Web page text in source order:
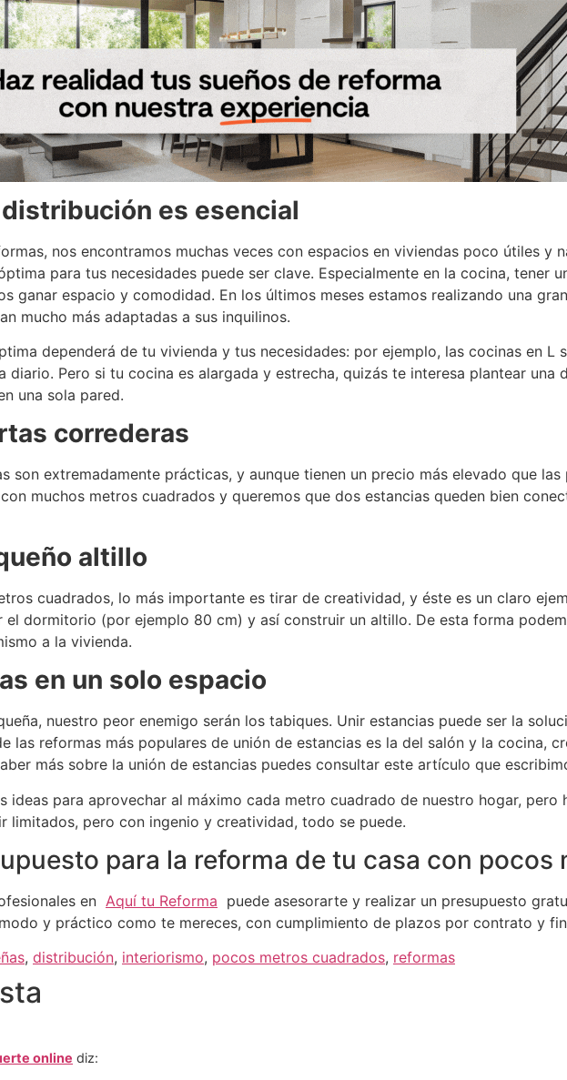
es esencial
nos encontramos muchas veces con espacios en viviendas poco útiles y
para tus necesidades puede ser clave. Especialmente en la cocina, tener
ganar espacio y comodidad. En los últimos meses estamos realizando una
mucho más adaptadas a sus inquilinos.
dependerá de tu vivienda y tus necesidades: por ejemplo, las cocinas en L
diario. Pero si tu cocina es alargada y estrecha, quizás te interesa plantear
una sola pared.
correderas
son extremadamente prácticas, y aunque tienen un precio más elevado que
muchos metros cuadrados y queremos que dos estancias queden bien
altillo
cuadrados, lo más importante es tirar de creatividad, y éste es un claro
el dormitorio (por ejemplo 80 cm) y así construir un altillo. De esta forma
a la vivienda.
en un solo espacio
nuestro peor enemigo serán los tabiques. Unir estancias puede ser la
las reformas más populares de unión de estancias es la del salón y la cocina,
más sobre la unión de estancias puedes consultar este artículo que
ideas para aprovechar al máximo cada metro cuadrado de nuestro hogar, pero
limitados, pero con ingenio y creatividad, todo se puede.
para la reforma de tu casa con
en Aquí tu Reforma puede asesorarte y realizar un presupuesto
y práctico como te mereces, con cumplimiento de plazos por contrato y
, distribución, interiorismo, pocos metros cuadrados, reformas
online diz: